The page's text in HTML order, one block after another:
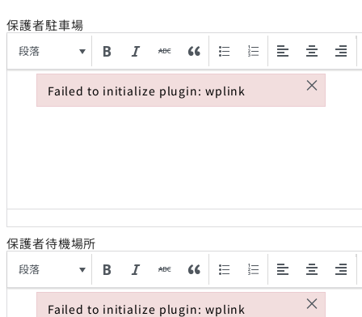
保護者駐車場
段落
保護者待機場所
段落
Failed to initialize plugin: wplink ×
Failed to initialize plugin: wplink
Failed to initialize plugin: wplink ×